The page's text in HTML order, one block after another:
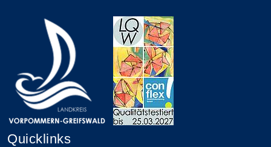
Quicklinks